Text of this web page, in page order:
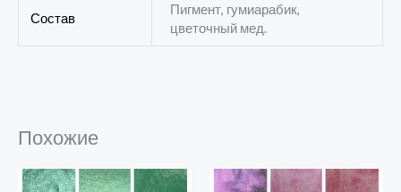
Состав
Пигмент, гумиарабик,
цветочный мед.
Похожие